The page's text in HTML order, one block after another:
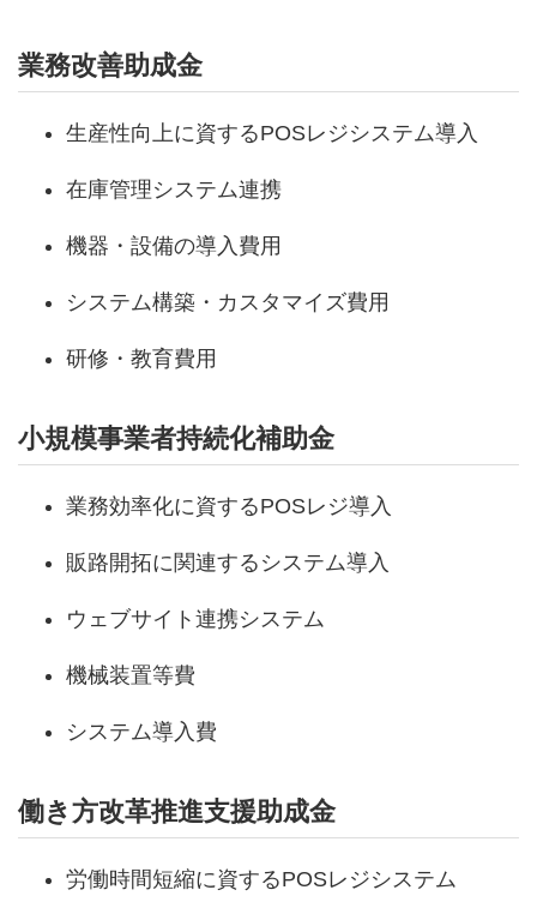
業務改善助成金
生産性向上に資するPOSレジシステム導入
在庫管理システム連携
機器・設備の導入費用
システム構築・カスタマイズ費用
研修・教育費用
小規模事業者持続化補助金
業務効率化に資するPOSレジ導入
販路開拓に関連するシステム導入
ウェブサイト連携システム
機械装置等費
システム導入費
働き方改革推進支援助成金
労働時間短縮に資するPOSレジシステム